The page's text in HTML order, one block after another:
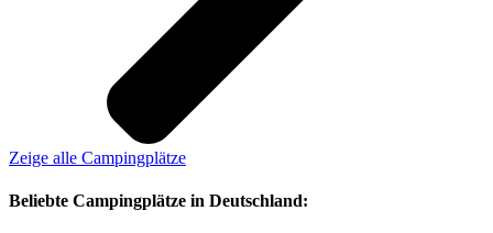
Zeige alle Campingplätze
Beliebte Campingplätze in Deutschland: